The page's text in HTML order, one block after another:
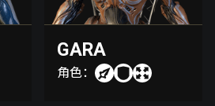
GARA
角色：